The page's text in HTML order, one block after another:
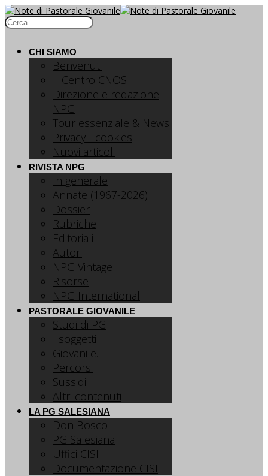
CHI SIAMO
Benvenuti
Il Centro CNOS
Direzione e redazione
NPG
Tour essenziale & News
Privacy - cookies
Nuovi articoli
RIVISTA NPG
In generale
Annate (1967-2026)
Dossier
Rubriche
Editoriali
Autori
NPG Vintage
Risorse
NPG International
PASTORALE GIOVANILE
Studi di PG
I soggetti
Giovani e...
Percorsi
Sussidi
Altri contenuti
LA PG SALESIANA
Don Bosco
PG Salesiana
Uffici CISI
Documentazione CISI